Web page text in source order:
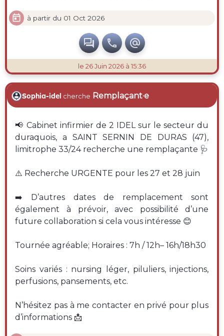
 à partir du 01 Oct 2026
  
le 26 Juin 2026 à 15:36
Sophia-idel cherche Remplaçant·e
📢 Cabinet infirmier de 2 IDEL sur le secteur du
duraquois, a SAINT SERNIN DE DURAS (47),
limitrophe 33/24 recherche une remplaçante 🩺
⚠️ Recherche URGENTE pour les 27 et 28 juin
➡️ D’autres dates de remplacement sont
également à prévoir, avec possibilité d’une
future collaboration si cela vous intéresse 😊
Tournée agréable; Horaires : 7h / 12h– 16h/18h30
Soins variés : nursing léger, piluliers, injections,
perfusions, pansements, etc.
N’hésitez pas à me contacter en privé pour plus
d’informations 📩